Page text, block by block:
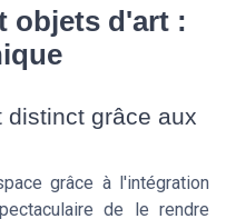
objets d'art :
distinct grâce aux
grâce à l'intégration
de le rendre